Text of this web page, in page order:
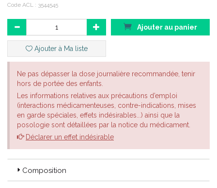
Code ACL : 3544545
Ajouter au panier
Ajouter à Ma liste
Ne pas dépasser la dose journalière recommandée, tenir
hors de portée des enfants.
Les informations relatives aux précautions d’emploi
(interactions médicamenteuses, contre-indications, mises
en garde spéciales, effets indésirables...) ainsi que la
posologie sont détaillées par la notice du médicament.
Déclarer un effet indésirable
Composition